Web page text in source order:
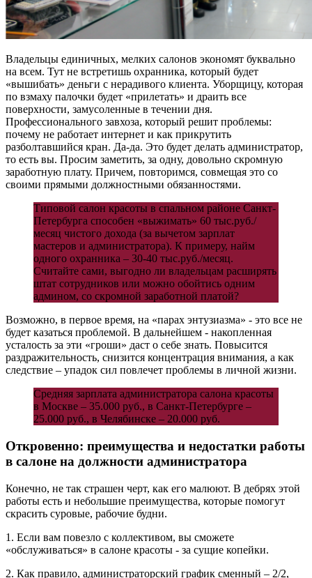
Владельцы единичных, мелких салонов экономят буквально
на всем. Тут не встретишь охранника, который будет
«вышибать» деньги с нерадивого клиента. Уборщицу, которая
по взмаху палочки будет «прилетать» и драить все
поверхности, замусоленные в течении дня.
Профессионального завхоза, который решит проблемы:
почему не работает интернет и как прикрутить
разболтавшийся кран. Да-да. Это будет делать администратор,
то есть вы. Просим заметить, за одну, довольно скромную
заработную плату. Причем, повторимся, совмещая это со
своими прямыми должностными обязанностями.
Типовой салон красоты в спальном районе Санкт-
Петербурга способен «выжимать» 60 тыс.руб./
месяц чистого дохода (за вычетом зарплат
мастеров и администратора). К примеру, найм
одного охранника – 30-40 тыс.руб./месяц.
Считайте сами, выгодно ли владельцам расширять
штат сотрудников или можно обойтись одним
админом, со скромной заработной платой?
Возможно, в первое время, на «парах энтузиазма» - это все не
будет казаться проблемой. В дальнейшем - накопленная
усталость за эти «гроши» даст о себе знать. Повысится
раздражительность, снизится концентрация внимания, а как
следствие – упадок сил повлечет проблемы в личной жизни.
Средняя зарплата администратора салона красоты
в Москве – 35.000 руб., в Санкт-Петербурге –
25.000 руб., в Челябинске – 20.000 руб.
Откровенно: преимущества и недостатки работы
в салоне на должности администратора
Конечно, не так страшен черт, как его малюют. В дебрях этой
работы есть и небольшие преимущества, которые помогут
скрасить суровые, рабочие будни.
1. Если вам повезло с коллективом, вы сможете
«обслуживаться» в салоне красоты - за сущие копейки.
2. Как правило, администраторский график сменный – 2/2,